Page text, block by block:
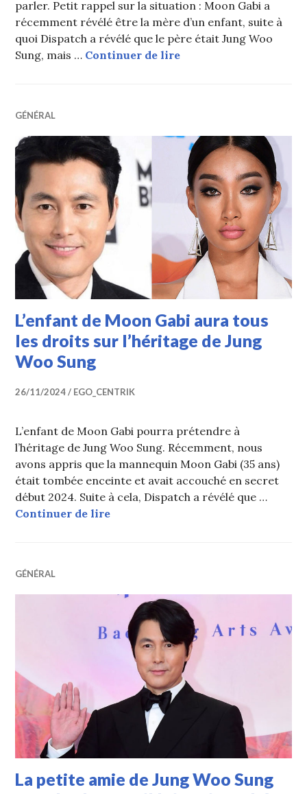
parler. Petit rappel sur la situation : Moon Gabi a
récemment révélé être la mère d’un enfant, suite à
quoi Dispatch a révélé que le père était Jung Woo
Sung, mais … Continuer de lireMoon Gabi dit n’avoir
GÉNÉRAL
L’enfant de Moon Gabi aura tous
les droits sur l’héritage de Jung
Woo Sung
26/11/2024 EGO_CENTRIK
L’enfant de Moon Gabi pourra prétendre à
l’héritage de Jung Woo Sung. Récemment, nous
avons appris que la mannequin Moon Gabi (35 ans)
était tombée enceinte et avait accouché en secret
début 2024. Suite à cela, Dispatch a révélé que …
Continuer de lireL’enfant de Moon Gabi aura tous
GÉNÉRAL
La petite amie de Jung Woo Sung